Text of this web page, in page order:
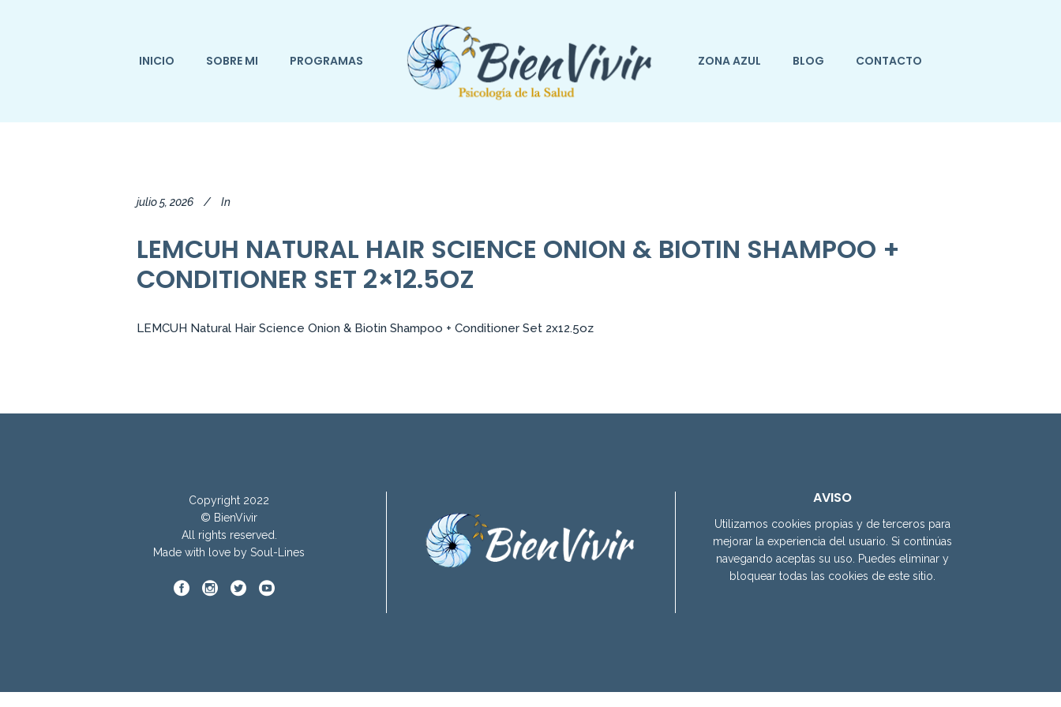
INICIO SOBRE MI PROGRAMAS ZONA AZUL BLOG CONTACTO
julio 5, 2026 In
LEMCUH NATURAL HAIR SCIENCE ONION & BIOTIN SHAMPOO +
CONDITIONER SET 2×12.5OZ
LEMCUH Natural Hair Science Onion & Biotin Shampoo + Conditioner Set 2x12.5oz
Copyright 2022
© BienVivir
All rights reserved.
Made with
love by Soul-Lines
AVISO
Utilizamos cookies propias y de terceros para
mejorar la experiencia del usuario. Si continúas
navegando aceptas su uso. Puedes eliminar y
bloquear todas las cookies de este sitio.